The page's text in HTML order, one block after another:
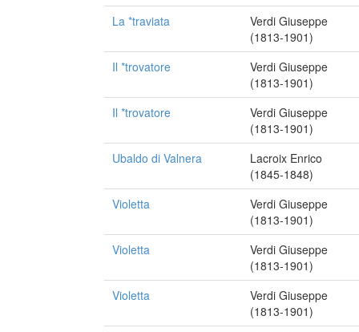
La *traviata
Verdi Giuseppe
(1813-1901)
Il *trovatore
Verdi Giuseppe
(1813-1901)
Il *trovatore
Verdi Giuseppe
(1813-1901)
Ubaldo di Valnera
Lacroix Enrico
(1845-1848)
Violetta
Verdi Giuseppe
(1813-1901)
Violetta
Verdi Giuseppe
(1813-1901)
Violetta
Verdi Giuseppe
(1813-1901)